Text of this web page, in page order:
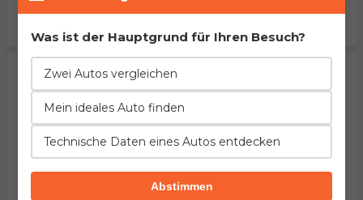
24% 25% 32%
Was ist der Hauptgrund für Ihren Besuch?
Zwei Autos vergleichen
Mein ideales Auto finden
Technische Daten eines Autos entdecken
Abstimmen